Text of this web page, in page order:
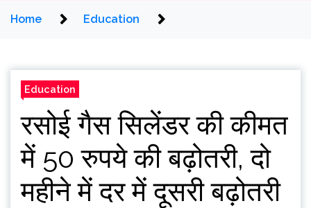
Home Education
Education
रसोई गैस सिलेंडर की कीमत
में 50 रुपये की बढ़ोतरी, दो
महीने में दर में दूसरी बढ़ोतरी